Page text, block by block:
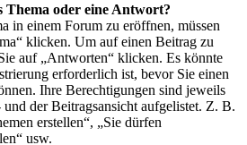
Thema oder eine Antwort?
in einem Forum zu eröffnen, müssen
klicken. Um auf einen Beitrag zu
auf „Antworten“ klicken. Es könnte
erforderlich ist, bevor Sie einen
Ihre Berechtigungen sind jeweils
und der Beitragsansicht aufgelistet. Z. B.
erstellen“, „Sie dürfen
usw.